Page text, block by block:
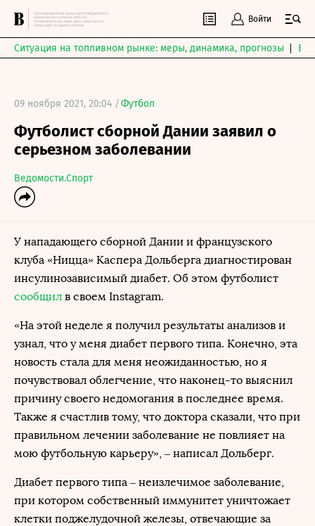
Войти
Ситуация на топливном рынке: меры, динамика, прогнозы
09 ноября 2021, 20:04 /Футбол
Футболист сборной Дании заявил о
серьезном заболевании
Ведомости.Спорт
У нападающего сборной Дании и французского
клуба «Ницца» Каспера Дольберга диагностирован
инсулинозависимый диабет. Об этом футболист
сообщил в своем Instagram.
«На этой неделе я получил результаты анализов и
узнал, что у меня диабет первого типа. Конечно, эта
новость стала для меня неожиданностью, но я
почувствовал облегчение, что наконец-то выяснил
причину своего недомогания в последнее время.
Также я счастлив тому, что доктора сказали, что при
правильном лечении заболевание не повлияет на
мою футбольную карьеру», – написал Дольберг.
Диабет первого типа – неизлечимое заболевание,
при котором собственный иммунитет уничтожает
клетки поджелудочной железы, отвечающие за